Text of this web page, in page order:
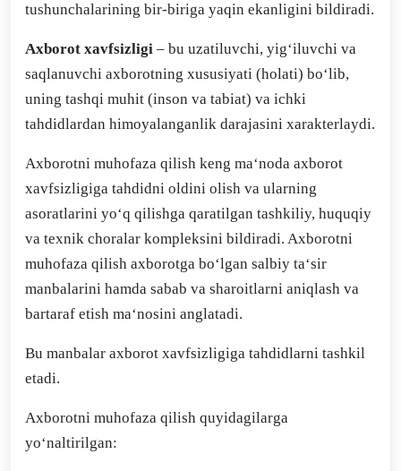
tushunchalarining bir-biriga yaqin ekanligini bildiradi.
Axborot xavfsizligi – bu uzatiluvchi, yig‘iluvchi va
saqlanuvchi axborotning xususiyati (holati) bo‘lib,
uning tashqi muhit (inson va tabiat) va ichki
tahdidlardan himoyalanganlik darajasini xarakterlaydi.
Axborotni muhofaza qilish keng ma‘noda axborot
xavfsizligiga tahdidni oldini olish va ularning
asoratlarini yo‘q qilishga qaratilgan tashkiliy, huquqiy
va texnik choralar kompleksini bildiradi. Axborotni
muhofaza qilish axborotga bo‘lgan salbiy ta‘sir
manbalarini hamda sabab va sharoitlarni aniqlash va
bartaraf etish ma‘nosini anglatadi.
Bu manbalar axborot xavfsizligiga tahdidlarni tashkil
etadi.
Axborotni muhofaza qilish quyidagilarga
yo‘naltirilgan: